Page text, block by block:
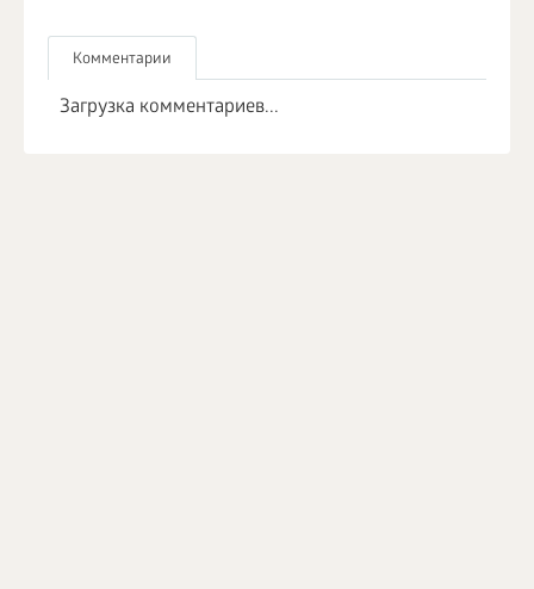
Комментарии
Загрузка комментариев...